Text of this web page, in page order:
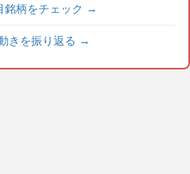
銘柄をチェック →
きを振り返る →